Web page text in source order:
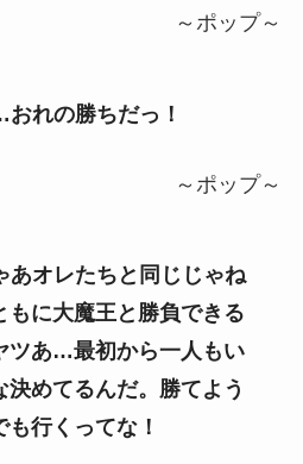
～ポップ～
れの勝ちだっ！
～ポップ～
あオレたちと同じじゃね
もに大魔王と勝負できる
ツあ…最初から一人もい
めてるんだ。勝てよう
行くってな！